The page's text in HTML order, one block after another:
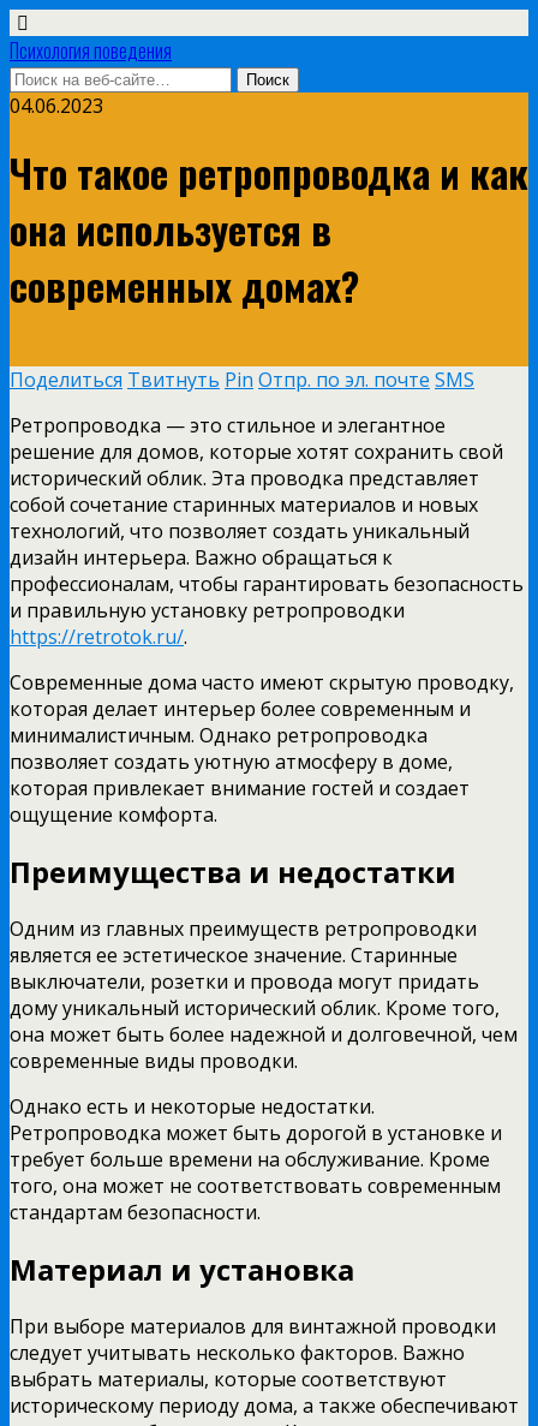
Психология поведения
04.06.2023
Что такое ретропроводка и как
она используется в
современных домах?
Поделиться Твитнуть Pin Отпр. по эл. почте SMS
Ретропроводка — это стильное и элегантное
решение для домов, которые хотят сохранить свой
исторический облик. Эта проводка представляет
собой сочетание старинных материалов и новых
технологий, что позволяет создать уникальный
дизайн интерьера. Важно обращаться к
профессионалам, чтобы гарантировать безопасность
и правильную установку ретропроводки
https://retrotok.ru/.
Современные дома часто имеют скрытую проводку,
которая делает интерьер более современным и
минималистичным. Однако ретропроводка
позволяет создать уютную атмосферу в доме,
которая привлекает внимание гостей и создает
ощущение комфорта.
Преимущества и недостатки
Одним из главных преимуществ ретропроводки
является ее эстетическое значение. Старинные
выключатели, розетки и провода могут придать
дому уникальный исторический облик. Кроме того,
она может быть более надежной и долговечной, чем
современные виды проводки.
Однако есть и некоторые недостатки.
Ретропроводка может быть дорогой в установке и
требует больше времени на обслуживание. Кроме
того, она может не соответствовать современным
стандартам безопасности.
Материал и установка
При выборе материалов для винтажной проводки
следует учитывать несколько факторов. Важно
выбрать материалы, которые соответствуют
историческому периоду дома, а также обеспечивают